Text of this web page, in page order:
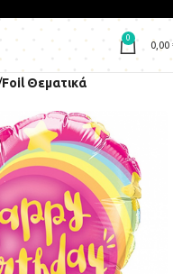
0
0,00
Foil Θεματικά